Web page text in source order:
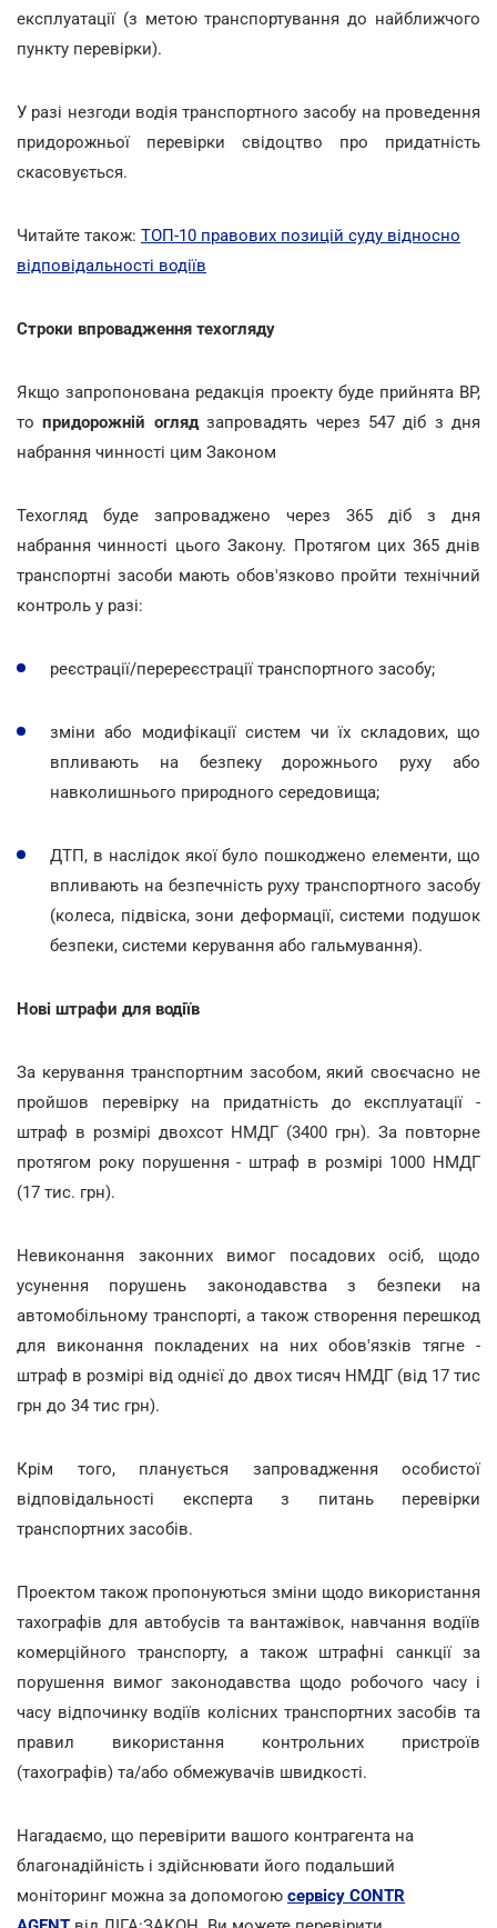
експлуатації (з метою транспортування до найближчого
пункту перевірки).
У разі незгоди водія транспортного засобу на проведення
придорожньої перевірки свідоцтво про придатність
скасовується.
Читайте також: ТОП-10 правових позицій суду відносно
відповідальності водіїв
Строки впровадження техогляду
Якщо запропонована редакція проекту буде прийнята ВР,
топридорожній оглядзапровадять через 547 діб з дня
набрання чинності цим Законом
Техогляд буде запроваджено через 365 діб з дня
набрання чинності цього Закону. Протягом цих 365 днів
транспортні засоби мають обов'язково пройти технічний
контроль у разі:
реєстрації/перереєстрації транспортного засобу;
зміни або модифікації систем чи їх складових, що
впливають на безпеку дорожнього руху або
навколишнього природного середовища;
ДТП, в наслідок якої було пошкоджено елементи, що
впливають на безпечність руху транспортного засобу
(колеса, підвіска, зони деформації, системи подушок
безпеки, системи керування або гальмування).
Нові штрафи для водіїв
За керування транспортним засобом, який своєчасно не
пройшов перевірку на придатність до експлуатації -
штраф в розмірі двохсот НМДГ (3400 грн). За повторне
протягом року порушення - штраф в розмірі 1000 НМДГ
(17 тис. грн).
Невиконання законних вимог посадових осіб, щодо
усунення порушень законодавства з безпеки на
автомобільному транспорті, а також створення перешкод
для виконання покладених на них обов'язків тягне -
штраф в розмірі від однієї до двох тисяч НМДГ (від 17 тис
грн до 34 тис грн).
Крім того, планується запровадження особистої
відповідальності експерта з питань перевірки
транспортних засобів.
Проектом також пропонуються зміни щодо використання
тахографів для автобусів та вантажівок, навчання водіїв
комерційного транспорту, а також штрафні санкції за
порушення вимог законодавства щодо робочого часу і
часу відпочинку водіїв колісних транспортних засобів та
правил використання контрольних пристроїв
(тахографів) та/або обмежувачів швидкості.
Нагадаємо, що перевірити вашого контрагента на
благонадійність і здійснювати його подальший
моніторинг можна за допомогою сервісу CONTR